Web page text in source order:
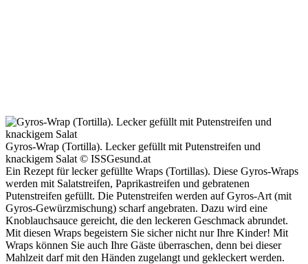
Gyros-Wrap (Tortilla). Lecker gefüllt mit Putenstreifen und
knackigem Salat © ISSGesund.at
Ein Rezept für lecker gefüllte Wraps (Tortillas). Diese Gyros-Wraps
werden mit Salatstreifen, Paprikastreifen und gebratenen
Putenstreifen gefüllt. Die Putenstreifen werden auf Gyros-Art (mit
Gyros-Gewürzmischung) scharf angebraten. Dazu wird eine
Knoblauchsauce gereicht, die den leckeren Geschmack abrundet.
Mit diesen Wraps begeistern Sie sicher nicht nur Ihre Kinder! Mit
Wraps können Sie auch Ihre Gäste überraschen, denn bei dieser
Mahlzeit darf mit den Händen zugelangt und gekleckert werden.